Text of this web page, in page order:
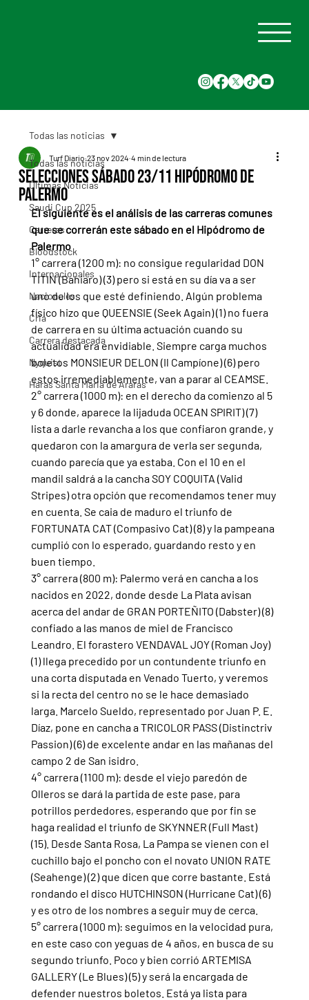
Todas las noticias
Últimas Noticias
Saudi Cup 2025
Carreras
Bloodstock
Internacionales
Nacionales
Cria
Carrera destacada
Nyquist
Haras Santa Maria de Araras
Todas las noticias
Selecciones Sábado 23/11 Hipódromo de
Palermo
Turf Diario 23 nov 2024 4 min de lectura
El siguiente es el análisis de las carreras comunes
que se correrán este sábado en el Hipódromo de
Palermo
1° carrera (1200 m): no consigue regularidad DON
TITIN (Bahiaro) (3) pero si está en su día va a ser
uno de los que esté definiendo. Algún problema
físico hizo que QUEENSIE (Seek Again) (1) no fuera
de carrera en su última actuación cuando su
actualidad era envidiable. Siempre carga muchos
boletos MONSIEUR DELON (Il Campíone) (6) pero
estos irremediablemente, van a parar al CEAMSE.
2° carrera (1000 m): en el derecho da comienzo al 5
y 6 donde, aparece la lijaduda OCEAN SPIRIT) (7)
lista a darle revancha a los que confiaron grande, y
quedaron con la amargura de verla ser segunda,
cuando parecía que ya estaba. Con el 10 en el
mandil saldrá a la cancha SOY COQUITA (Valid
Stripes) otra opción que recomendamos tener muy
en cuenta. Se caia de maduro el triunfo de
FORTUNATA CAT (Compasivo Cat) (8) y la pampeana
cumplió con lo esperado, guardando resto y en
buen tiempo.
3° carrera (800 m): Palermo verá en cancha a los
nacidos en 2022, donde desde La Plata avisan
acerca del andar de GRAN PORTEÑITO (Dabster) (8)
confiado a las manos de miel de Francisco
Leandro. El forastero VENDAVAL JOY (Roman Joy)
(1) llega precedido por un contundente triunfo en
una corta disputada en Venado Tuerto, y veremos
si la recta del centro no se le hace demasiado
larga. Marcelo Sueldo, representado por Juan P. E.
Díaz, pone en cancha a TRICOLOR PASS (Distinctriv
Passion) (6) de excelente andar en las mañanas del
campo 2 de San isidro.
4° carrera (1100 m): desde el viejo paredón de
Olleros se dará la partida de este pase, para
potrillos perdedores, esperando que por fin se
haga realidad el triunfo de SKYNNER (Full Mast)
(15). Desde Santa Rosa, La Pampa se vienen con el
cuchillo bajo el poncho con el novato UNION RATE
(Seahenge) (2) que dicen que corre bastante. Está
rondando el disco HUTCHINSON (Hurricane Cat) (6)
y es otro de los nombres a seguir muy de cerca.
5° carrera (1000 m): seguimos en la velocidad pura,
en este caso con yeguas de 4 años, en busca de su
segundo triunfo. Poco y bien corrió ARTEMISA
GALLERY (Le Blues) (5) y será la encargada de
defender nuestros boletos. Está ya lista para